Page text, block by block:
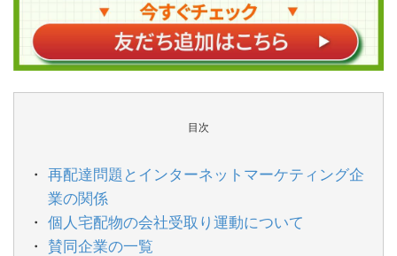
目次
再配達問題とインターネットマーケティング企
業の関係
個人宅配物の会社受取り運動について
賛同企業の一覧